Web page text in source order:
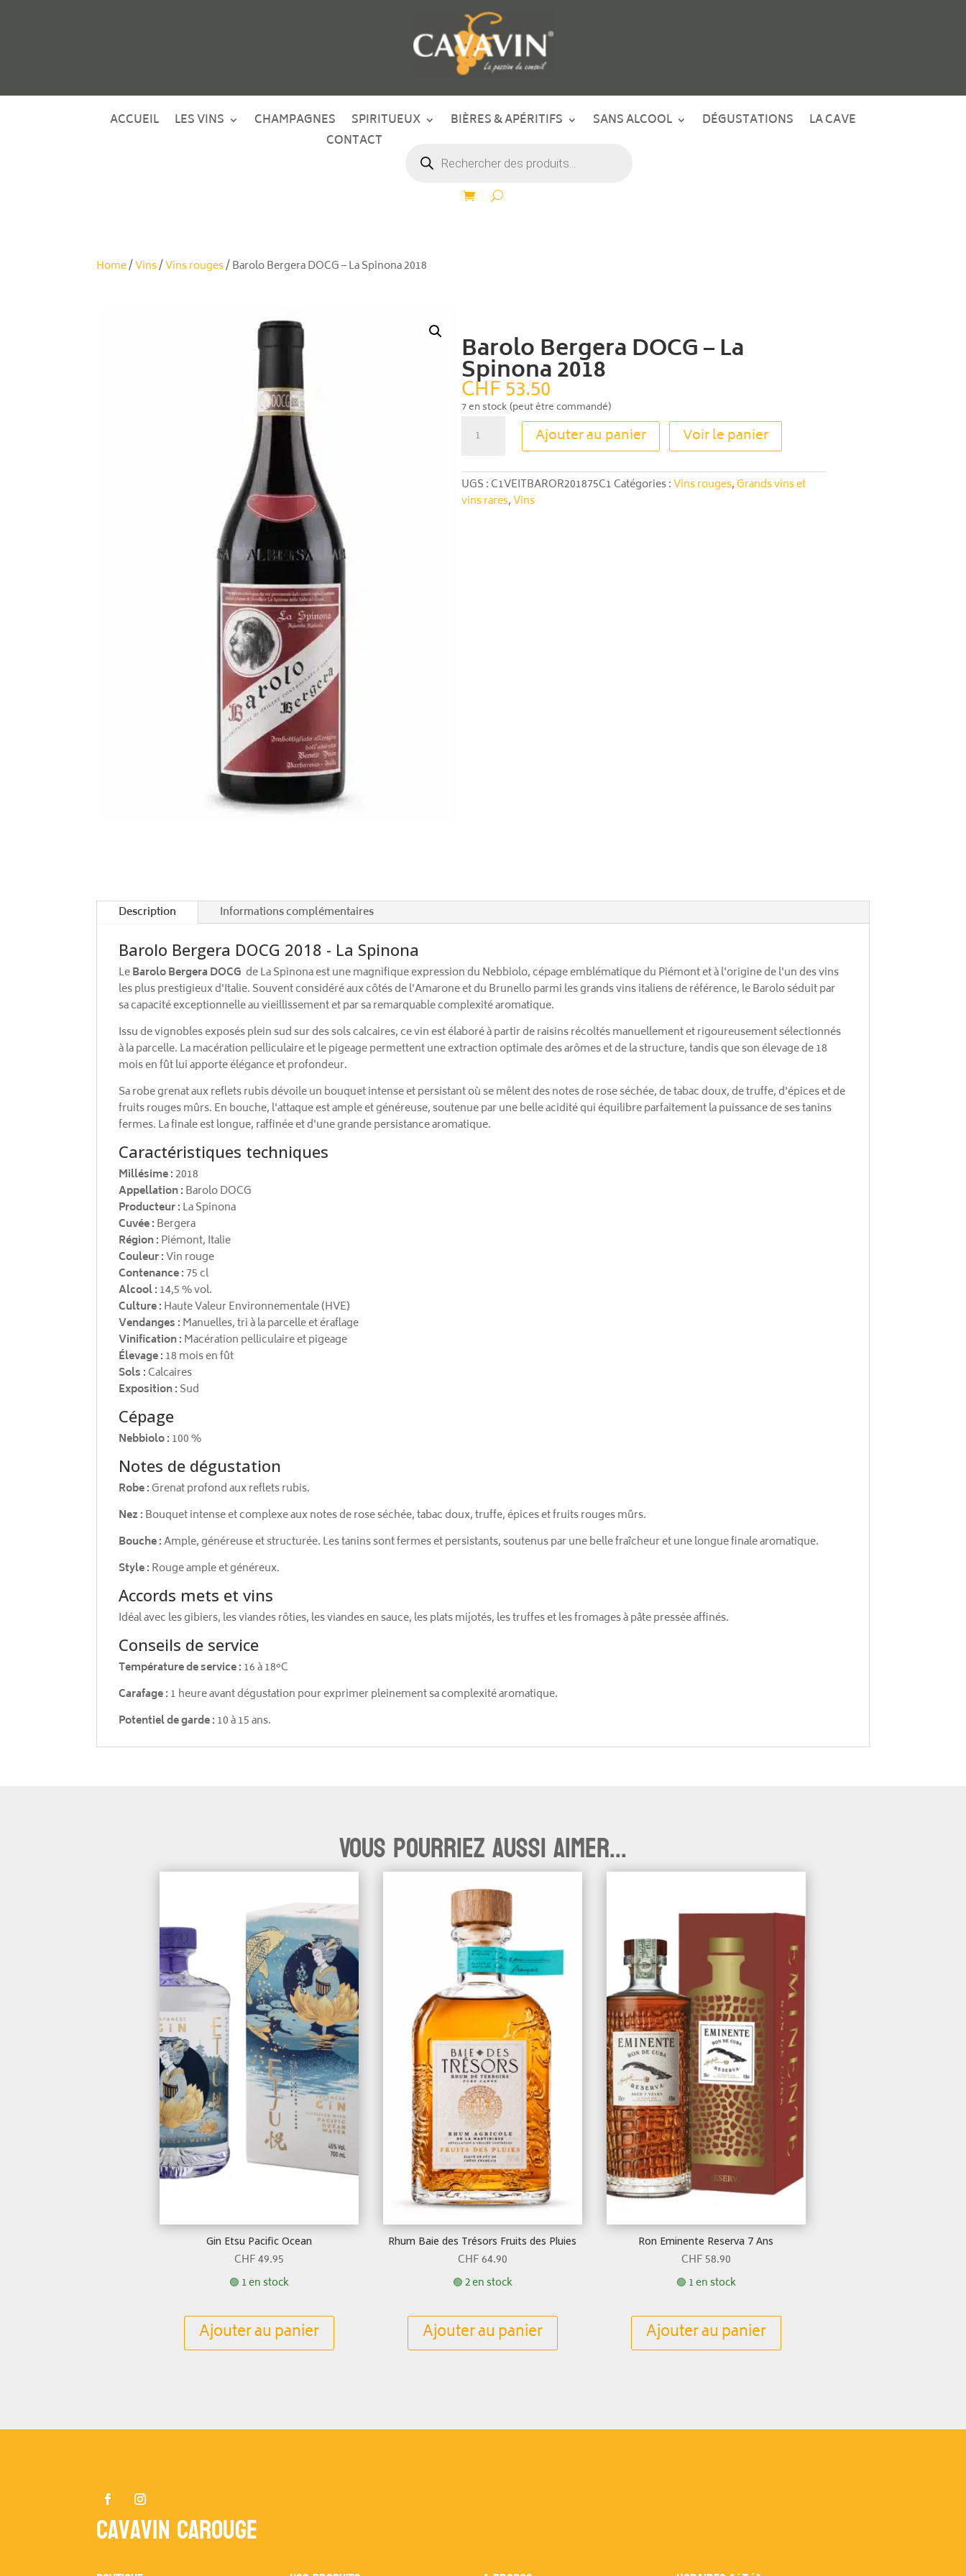
ACCUEIL LES VINS CHAMPAGNES SPIRITUEUX BIÈRES & APÉRITIFS SANS ALCOOL DÉGUSTATIONS
LA CAVE
CONTACT
produits
Home/Vins/Vins rouges/ Barolo Bergera DOCG – La Spinona 2018
Barolo Bergera DOCG – La
Spinona 2018
CHF53.50
7 en stock (peut être commandé)
Bergera
DOCG
-
Ajouter au panier Voir le panier
A
e
r
UGS :C1VEITBAROR201875C1Catégories :Vins rouges,Grands vins et
vins rares,Vins
Description Informations complémentaires
Barolo Bergera DOCG 2018 - La Spinona
LeBarolo BergeraDOCGde La Spinona est une magnifique expression du Nebbiolo, cépage emblématique du Piémont et à l'origine de l'un des vins
les plus prestigieux d'Italie. Souvent considéré aux côtés de l'Amarone et du Brunello parmi les grands vins italiens de référence, le Barolo séduit par
sa capacité exceptionnelle au vieillissement et par sa remarquable complexité aromatique.
Issu de vignobles exposés plein sud sur des sols calcaires, ce vin est élaboré à partir de raisins récoltés manuellement et rigoureusement sélectionnés
à la parcelle. La macération pelliculaire et le pigeage permettent une extraction optimale des arômes et de la structure, tandis que son élevage de 18
mois en fût lui apporte élégance et profondeur.
Sa robe grenat aux reflets rubis dévoile un bouquet intense et persistant où se mêlent des notes de rose séchée, de tabac doux, de truffe, d'épices et de
fruits rouges mûrs. En bouche, l'attaque est ample et généreuse, soutenue par une belle acidité qui équilibre parfaitement la puissance de ses tanins
fermes. La finale est longue, raffinée et d'une grande persistance aromatique.
Caractéristiques techniques
Millésime :2018
Appellation : Barolo DOCG
Producteur : La Spinona
Cuvée : Bergera
Région : Piémont, Italie
Couleur :Vin rouge
Contenance : 75 cl
Alcool : 14,5 % vol.
Culture : Haute Valeur Environnementale (HVE)
Vendanges : Manuelles, tri à la parcelle et éraflage
Vinification : Macération pelliculaire et pigeage
Élevage : 18 mois en fût
Sols :Calcaires
Exposition : Sud
Cépage
Nebbiolo : 100 %
Notes de dégustation
Robe :Grenat profond aux reflets rubis.
Nez : Bouquet intense et complexe aux notes de rose séchée, tabac doux, truffe, épices et fruits rouges mûrs.
Bouche :Ample, généreuse et structurée. Les tanins sont fermes et persistants, soutenus par une belle fraîcheur et une longue finale aromatique.
Style : Rouge ample et généreux.
Accords mets et vins
Idéal avec les gibiers, les viandes rôties, les viandes en sauce, les plats mijotés, les truffes et les fromages à pâte pressée affinés.
Conseils de service
Température de service : 16 à 18°C
Carafage : 1 heure avant dégustation pour exprimer pleinement sa complexité aromatique.
Potentiel de garde : 10 à 15 ans.
Vous pourriez aussi aimer...
Gin Etsu Pacific Ocean
CHF49.95
🟢 1 en stock
Ajouter au panier
Rhum Baie des Trésors Fruits des Pluies
CHF64.90
🟢 2 en stock
Ajouter au panier
Ron Eminente Reserva 7 Ans
CHF 58.90
🟢 1 en stock
Ajouter au panier
Cavavin Carouge